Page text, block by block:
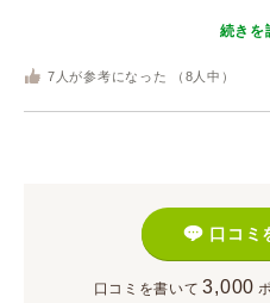
続きを
7 人が参考になった （ 8 人中）
口コミ
口コミを書いて 3,000